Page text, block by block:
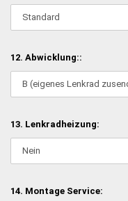
12. Abwicklung::
13. Lenkradheizung:
14. Montage Service: